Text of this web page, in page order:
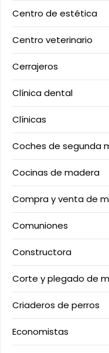
Centro de estética
Centro veterinario
Cerrajeros
Clínica dental
Clínicas
Coches de segunda
Cocinas de madera
Compra y venta de
Comuniones
Constructora
Corte y plegado de
Criaderos de perros
Economistas